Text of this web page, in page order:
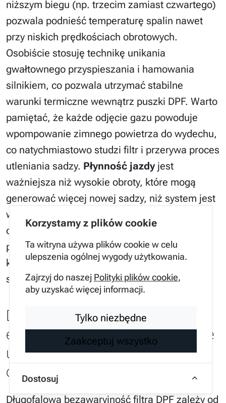
Korzystamy z plików cookie
Ta witryna używa plików cookie w celu
ulepszenia ogólnej wygody użytkowania.
Zajrzyj do naszej Polityki plików cookie,
aby uzyskać więcej informacji.
Tylko niezbędne
Zaakceptuj wszystko
Dostosuj
niższym biegu (np. trzecim zamiast czwartego)
pozwala podnieść temperaturę spalin nawet
przy niskich prędkościach obrotowych.
Osobiście stosuję technikę unikania
gwałtownego przyspieszania i hamowania
silnikiem, co pozwala utrzymać stabilne
warunki termiczne wewnątrz puszki DPF. Warto
pamiętać, że każde odjęcie gazu powoduje
wpompowanie zimnego powietrza do wydechu,
co natychmiastowo studzi filtr i przerywa proces
utleniania sadzy. Płynność jazdy jest
ważniejsza niż wysokie obroty, które mogą
generować więcej nowej sadzy, niż system jest
w stanie wypalić.
obejmowała chociaż kilka kilometrów drogi o
podwyższonej prędkości, znacząco ułatwia
komputerowi zakończenie procedury
sukcesem.
Dobre praktyki
eksploatacyjne pozwalające
uniknąć awarii układu
oczyszczania spalin
Długofalowa bezawaryjność filtra DPF zależy od